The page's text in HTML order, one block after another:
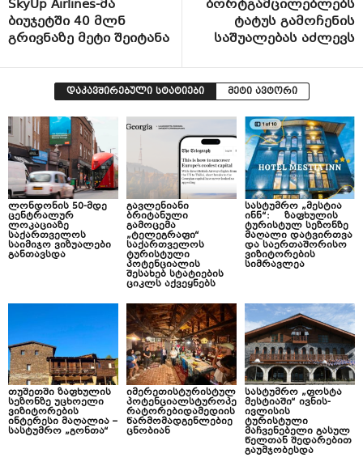
SkyUp Airlines-მა
ბიუჯეტში 40 მლნ
გრივნაზე მეტი შეიტანა
ბორტგამცილებლებს
ტატუს გამოჩენის
საშუალებას აძლევს
დაკავშირებული სტატიები მეტი ავტორი
ლონდონის 50-მდე
ცენტრალურ
ლოკაციაზე
საქართველოს
საიმიჯო ვიზუალები
განთავსდა
გავლენიანი
ბრიტანული
გამოცემა
„ტელეგრაფი“
საქართველოს
ტურისტული
პოტენციალის
შესახებ სტატიების
ციკლს აქვეყნებს
სასტუმრო „მესტია
ინნ“: ზაფხულის
ტურისტულ სეზონზე
მაღალი დატვირთვა
და საერთაშორისო
ვიზიტორების
სიმრავლეა
თუშეთში ზაფხულის
სეზონზე უცხოელი
ვიზიტორების
ინტერესი მაღალია –
სასტუმრო „გონთა“
იმერეთისტურისტულ
პოტენციალსტუროპე
რატორებიდამედიის
წარმომადგენლებიე
ცნობიან
სასტუმრო „ფოსტა
მესტიაში“ ივნის-
ივლისის
ტურისტული
მაჩვენებელი გასულ
წელთან შედარებით
გაუმჯობესდა